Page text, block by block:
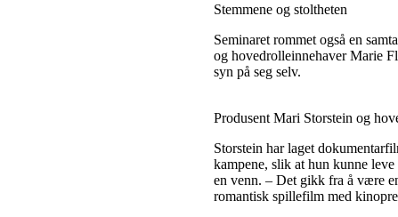
Stemmene og stoltheten
Seminaret rommet også en
og hovedrolleinnehaver Marie
syn på seg selv.
Produsent Mari Storstein og
Storstein har laget
kampene, slik at hun kunne
en venn. – Det gikk fra å være
romantisk spillefilm med